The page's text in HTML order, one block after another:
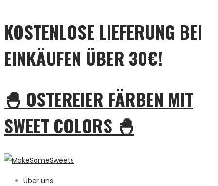
KOSTENLOSE LIEFERUNG BEI
EINKÄUFEN ÜBER 30€!
🐣 OSTEREIER FÄRBEN MIT
SWEET COLORS 🐣
Über uns